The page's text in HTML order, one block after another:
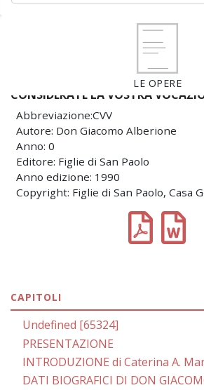
LE OPERE
CONSIDERATE LA VOSTRA
Abbreviazione:CVV
Autore: Don Giacomo Alberione
Anno: 0
Editore: Figlie di San Paolo
Anno edizione: 1990
Copyright: Figlie di San Paolo, Casa
CAPITOLI
Undefined [65324]
PRESENTAZIONE
INTRODUZIONE di Caterina A.
DATI BIOGRAFICI DI DON